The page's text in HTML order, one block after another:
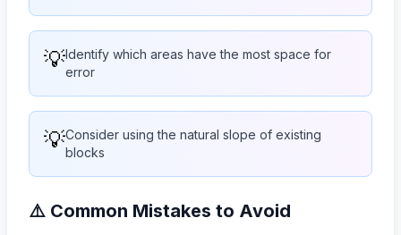
💡Identify which areas have the most space for
error
💡Consider using the natural slope of existing
blocks
⚠️ Common Mistakes to Avoid